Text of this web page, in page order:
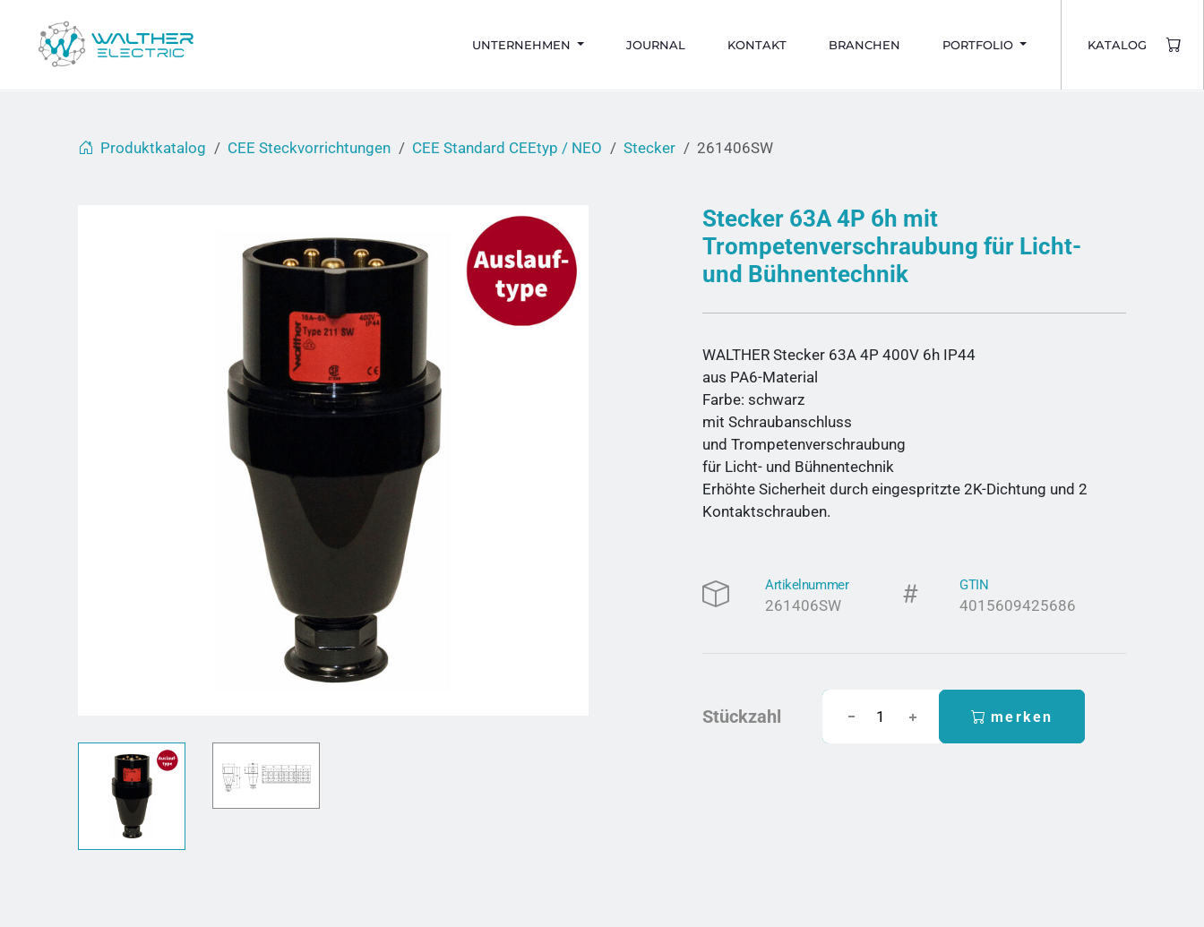
UNTERNEHMEN JOURNAL KONTAKT BRANCHEN PORTFOLIO KATALOG
Produktkatalog CEE Steckvorrichtungen CEE Standard CEEtyp / NEO Stecker 261406SW
Stecker 63A 4P 6h mit
Trompetenverschraubung für Licht-
und Bühnentechnik
WALTHER Stecker 63A 4P 400V 6h IP44
aus PA6-Material
Farbe: schwarz
mit Schraubanschluss
und Trompetenverschraubung
für Licht- und Bühnentechnik
Erhöhte Sicherheit durch eingespritzte 2K-Dichtung und 2
Kontaktschrauben.
Artikelnummer
261406SW
GTIN
4015609425686
Stückzahl merken